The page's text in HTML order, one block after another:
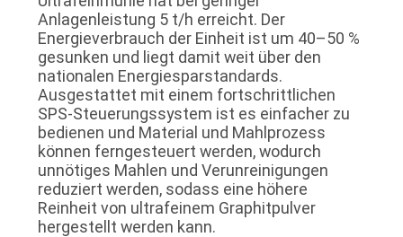
Anlagenleistung 5 t/h erreicht. Der
Energieverbrauch der Einheit ist um 40–50 %
gesunken und liegt damit weit über den
nationalen Energiesparstandards.
Ausgestattet mit einem fortschrittlichen
SPS-Steuerungssystem ist es einfacher zu
bedienen und Material und Mahlprozess
können ferngesteuert werden, wodurch
unnötiges Mahlen und Verunreinigungen
reduziert werden, sodass eine höhere
Reinheit von ultrafeinem Graphitpulver
hergestellt werden kann.